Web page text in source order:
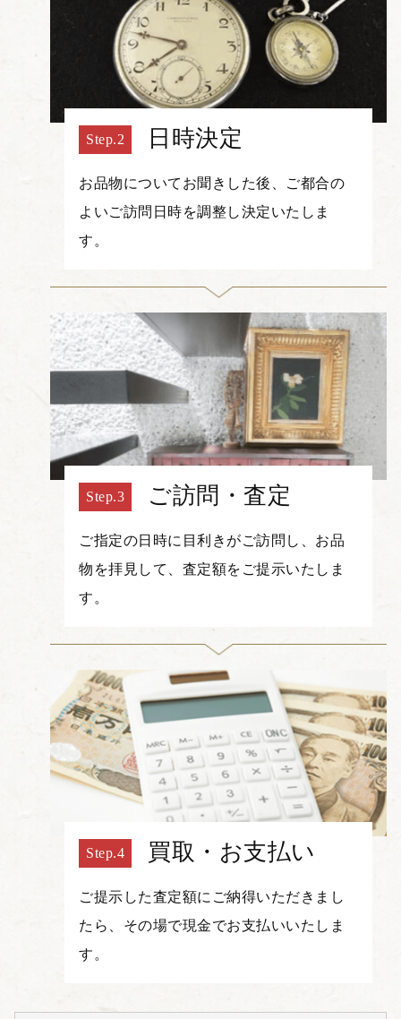
日時決定
お品物についてお聞きした後、ご都合の
よいご訪問日時を調整し決定いたしま
す。
ご訪問・査定
ご指定の日時に目利きがご訪問し、お品
物を拝見して、査定額をご提示いたしま
す。
買取・お支払い
ご提示した査定額にご納得いただきまし
たら、その場で現金でお支払いいたしま
す。